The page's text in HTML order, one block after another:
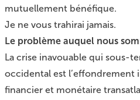
mutuellement bénéfique.
Je ne vous trahirai jamais.
Le problème auquel nous
La crise inavouable qui sous-
occidental est l’effondrement
financier et monétaire